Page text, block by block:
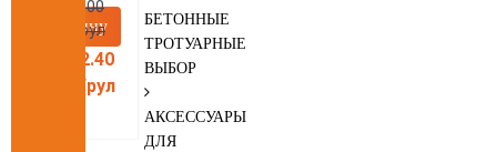
БЕТОННЫЕ
ТРОТУАРНЫЕ
ВЫБОР
АКСЕССУАРЫ
ДЛЯ
В корзину
3 272.40
руб./рул
3 636.00
руб./рул